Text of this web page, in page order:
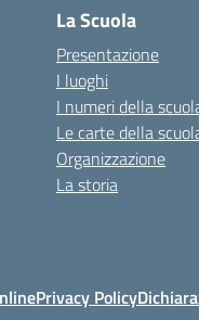
La Scuola
Presentazione
I luoghi
I numeri della
Le carte della
Organizzazione
La storia
Privacy Policy